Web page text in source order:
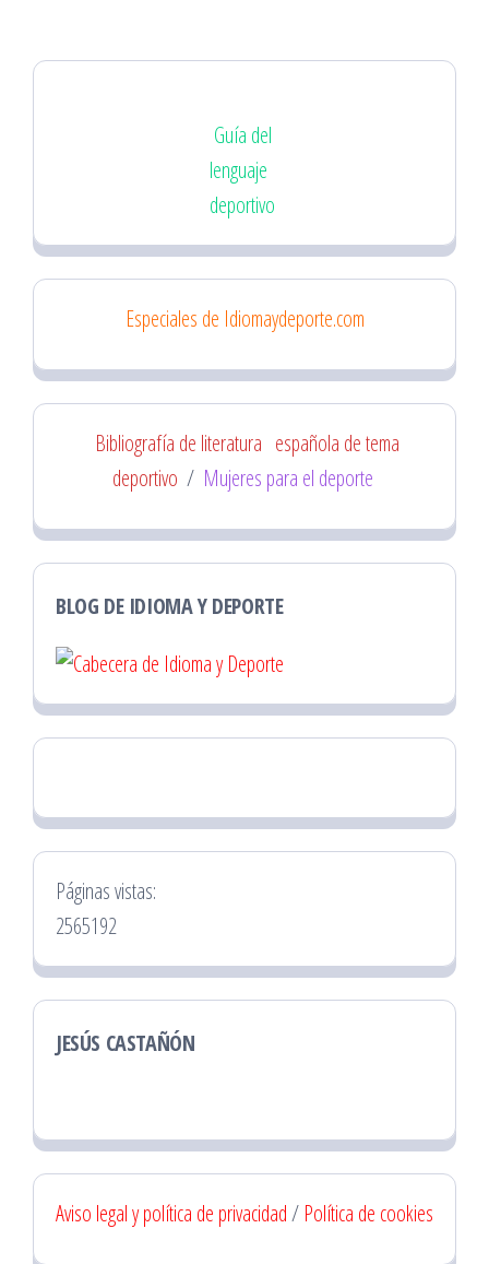
Guía del
lenguaje
deportivo
Especiales de Idiomaydeporte.com
Bibliografía de literatura española de tema
deportivo / Mujeres para el deporte
BLOG DE IDIOMA Y DEPORTE
Páginas vistas:
2565192
JESÚS CASTAÑÓN
Aviso legal y política de privacidad/ Política de cookies